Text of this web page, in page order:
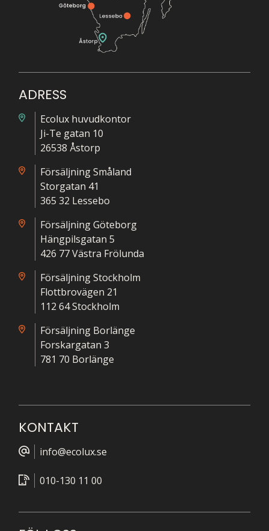
ADRESS
Ecolux huvudkontor
Ji-Te gatan 10
26538 Åstorp
Försäljning Småland
Storgatan 41
365 32 Lessebo
Försäljning Göteborg
Hängpilsgatan 5
426 77 Västra Frölunda
Försäljning Stockholm
Flottbrovägen 21
112 64 Stockholm
Försäljning Borlänge
Forskargatan 3
781 70 Borlänge
KONTAKT
info@ecolux.se
010-130 11 00